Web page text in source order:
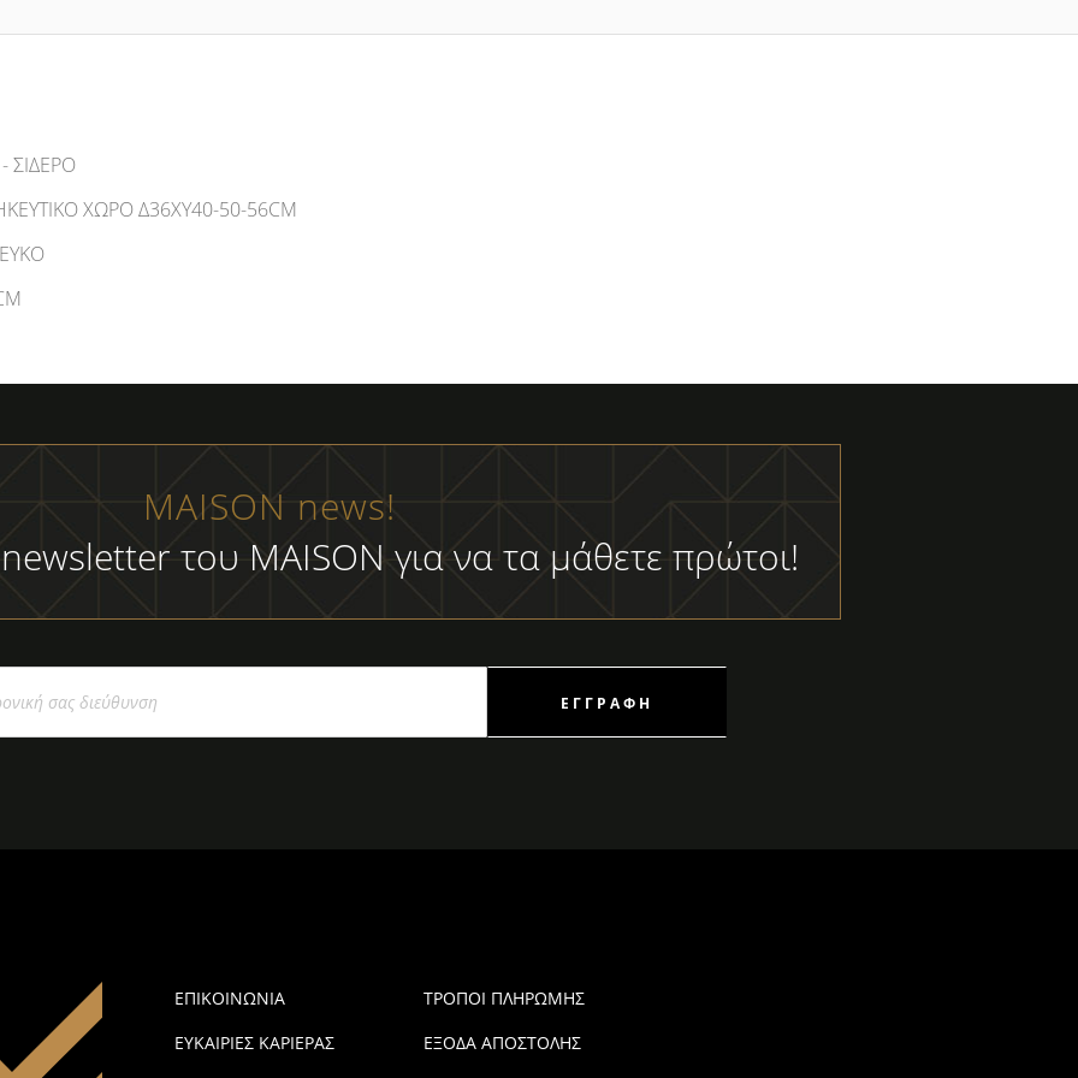
ΣΙΔΕΡΟ
ΧΩΡΟ Δ36XΥ40-50-56CM
MAISON news!
του MAISON για να τα μάθετε πρώτοι!
ΕΓΓΡΑΦΉ
ΕΠΙΚΟΙΝΩΝΙΑ
ΕΥΚΑΙΡΙΕΣ ΚΑΡΙΕΡΑΣ
ΤΡΟΠΟΙ ΠΛΗΡΩΜΗΣ
ΕΞΟΔΑ ΑΠΟΣΤΟΛΗΣ